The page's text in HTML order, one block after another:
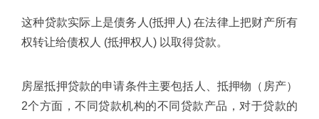
这种贷款实际上是债务人(抵押人) 在法律上把财产所有
权转让给债权人 (抵押权人) 以取得贷款。
房屋抵押贷款的申请条件主要包括人、抵押物（房产）
2个方面，不同贷款机构的不同贷款产品，对于贷款的